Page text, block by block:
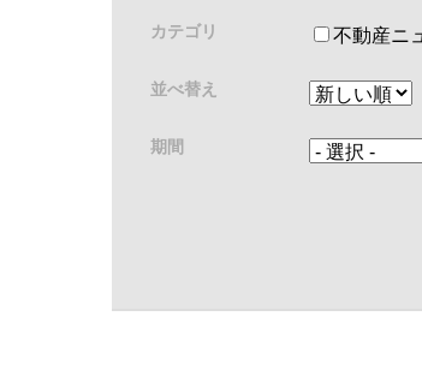
カテゴリ 不動産ニ
並べ替え
期間